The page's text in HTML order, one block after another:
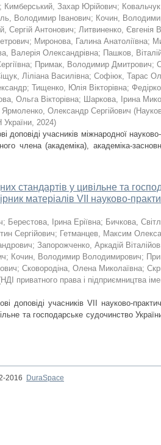
; Кимберський, Захар Юрійович;
Володимир Іванович; Кочин,
Сергій Антонович; Литвиненко, Євгенія
; Миронова, Галина Анатоліївна;
Валерія Олександрівна; Пашков,
; Примак, Володимир Дмитрович;
Ліліана Василівна; Софіюк, Тарас
; Тищенко, Юлія Вікторівна;
Ольга Вікторівна; Шаркова, Ірина
Ярмоленко, Олександр Сергійович (
, 2024)
доповіді учасників міжнародної
члена (академіка), академіка-
стандартів у цивільне та
матеріалів VII науково-
; Берестова, Ірина Еріївна; Бичкова,
Сергійович; Гетманцев, Максим
; Запорожченко, Аркадій
; Кочин, Володимир Володимирович;
; Сковородіна, Олена Миколаївна;
НДІ приватного права і підприємництва
доповіді учасників VII науково-
та господарське судочинство
2016
DuraSpace